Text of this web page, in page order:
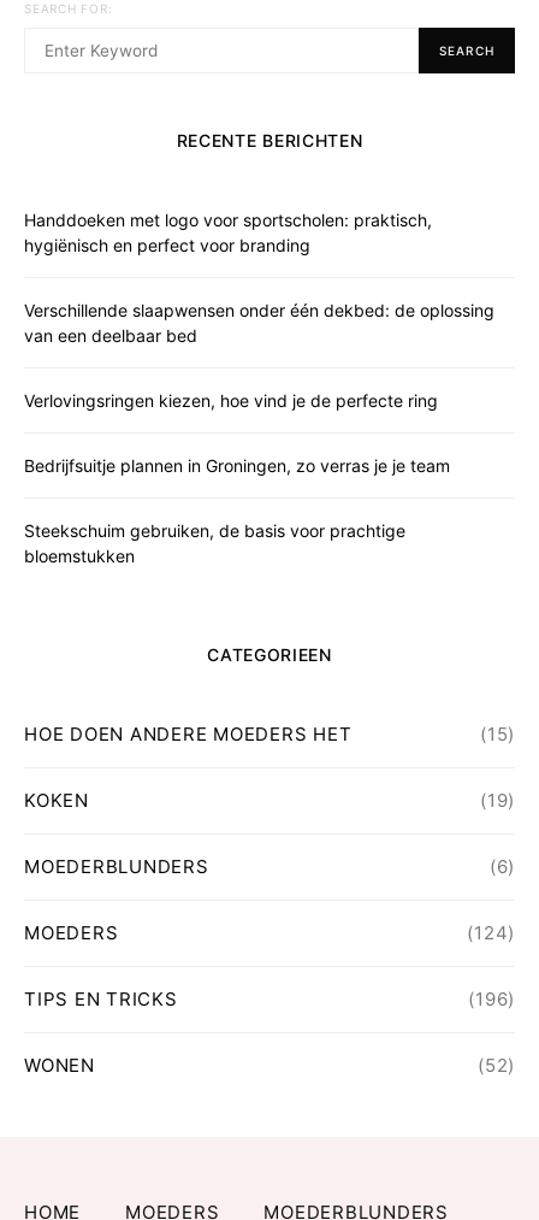
SEARCH FOR:
SEARCH
RECENTE BERICHTEN
Handdoeken met logo voor sportscholen: praktisch,
hygiënisch en perfect voor branding
Verschillende slaapwensen onder één dekbed: de oplossing
van een deelbaar bed
Verlovingsringen kiezen, hoe vind je de perfecte ring
Bedrijfsuitje plannen in Groningen, zo verras je je team
Steekschuim gebruiken, de basis voor prachtige
bloemstukken
CATEGORIEEN
HOE DOEN ANDERE MOEDERS HET (15)
KOKEN (19)
MOEDERBLUNDERS (6)
MOEDERS (124)
TIPS EN TRICKS (196)
WONEN (52)
HOME MOEDERS MOEDERBLUNDERS